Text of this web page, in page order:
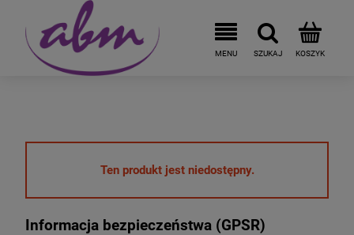
Ten produkt jest niedostępny.
Informacja bezpieczeństwa (GPSR)